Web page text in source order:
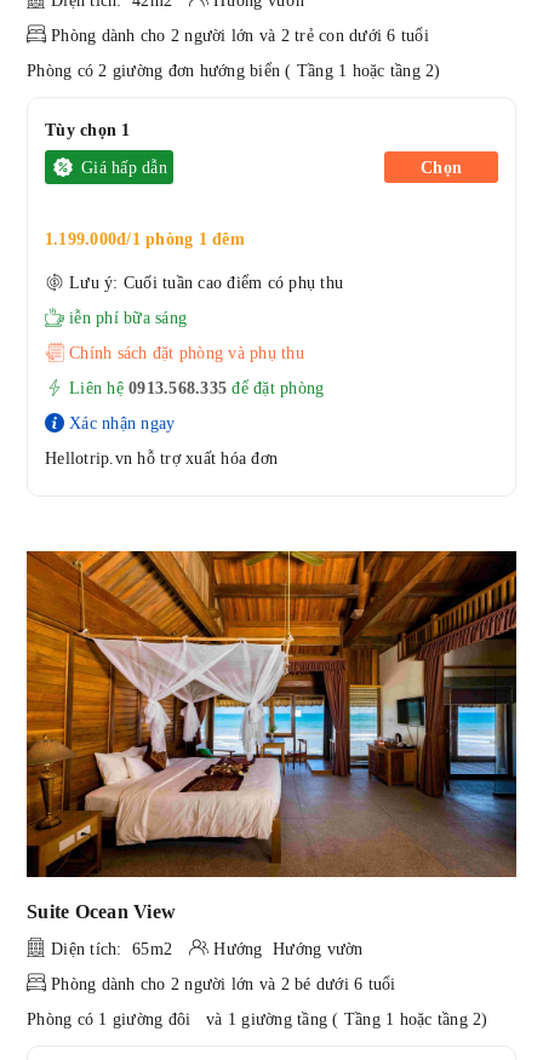
Phòng dành cho 2 người lớn và 2 trẻ con dưới 6 tuổi
Phòng có 2 giường đơn hướng biển ( Tầng 1 hoặc tầng 2)
Tùy chọn 1
Giá hấp dẫn
1.199.000đ/1 phòng 1 đêm
Lưu ý: Cuối tuần cao điểm có phụ thu
iễn phí bữa sáng
Chính sách đặt phòng và phụ thu
Liên hệ 0913.568.335 để đặt phòng
Xác nhận ngay
Hellotrip.vn hỗ trợ xuất hóa đơn
Chọn
Suite Ocean View
Diện tích: 65m2
Hướng Hướng vườn
Phòng dành cho 2 người lớn và 2 bé dưới 6 tuổi
Phòng có 1 giường đôi và 1 giường tầng ( Tầng 1 hoặc tầng 2)